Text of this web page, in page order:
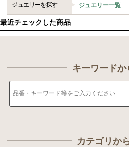
ジュエリーを探す ジュエリー一覧
最近チェックした商品
キーワードか
カテゴリか